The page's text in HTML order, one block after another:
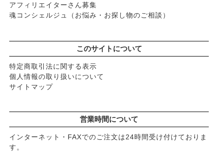
アフィリエイターさん募集
魂コンシェルジュ（お悩み・お探し物のご相談）
このサイトについて
特定商取引法に関する表示
個人情報の取り扱いについて
サイトマップ
営業時間について
インターネット・FAXでのご注文は24時間受け付けておりま
す。